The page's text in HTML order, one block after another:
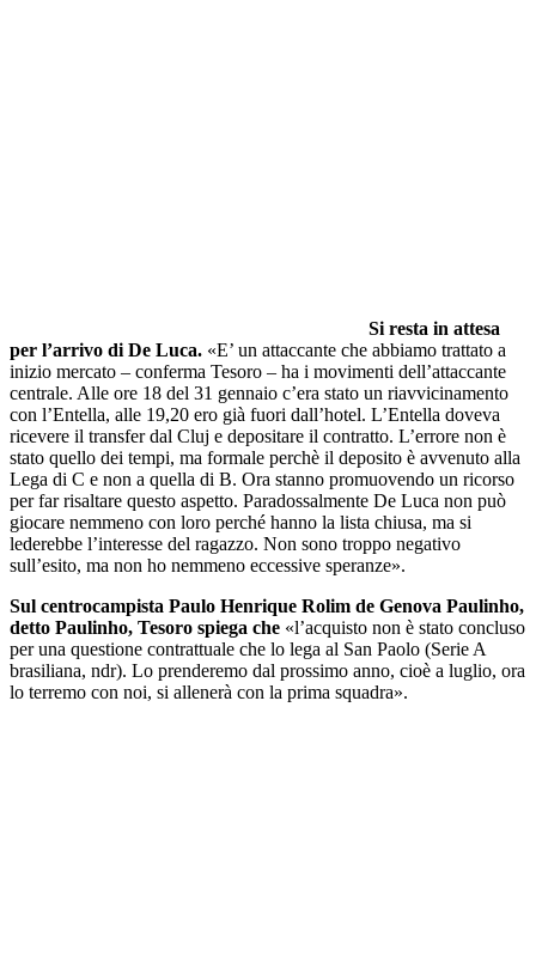
Si resta in attesa
per l’arrivo di De Luca. «E’ un attaccante che abbiamo trattato a
inizio mercato – conferma Tesoro – ha i movimenti dell’attaccante
centrale. Alle ore 18 del 31 gennaio c’era stato un riavvicinamento
con l’Entella, alle 19,20 ero già fuori dall’hotel. L’Entella doveva
ricevere il transfer dal Cluj e depositare il contratto. L’errore non è
stato quello dei tempi, ma formale perchè il deposito è avvenuto alla
Lega di C e non a quella di B. Ora stanno promuovendo un ricorso
per far risaltare questo aspetto. Paradossalmente De Luca non può
giocare nemmeno con loro perché hanno la lista chiusa, ma si
lederebbe l’interesse del ragazzo. Non sono troppo negativo
sull’esito, ma non ho nemmeno eccessive speranze».
Sul centrocampista Paulo Henrique Rolim de Genova Paulinho,
detto Paulinho, Tesoro spiega che «l’acquisto non è stato concluso
per una questione contrattuale che lo lega al San Paolo (Serie A
brasiliana, ndr). Lo prenderemo dal prossimo anno, cioè a luglio, ora
lo terremo con noi, si allenerà con la prima squadra».